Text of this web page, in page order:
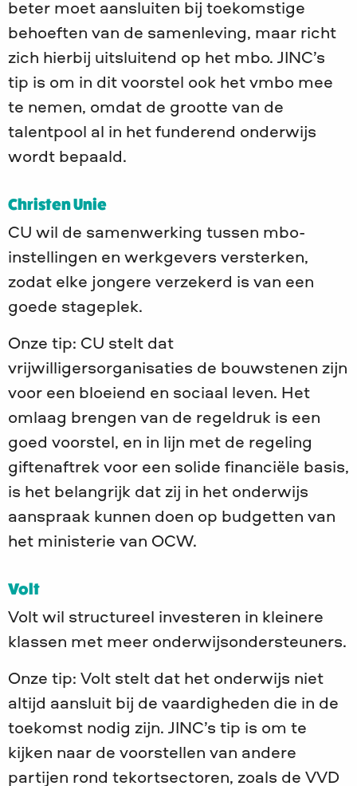
beter moet aansluiten bij toekomstige
behoeften van de samenleving, maar richt
zich hierbij uitsluitend op het mbo. JINC’s
tip is om in dit voorstel ook het vmbo mee
te nemen, omdat de grootte van de
talentpool al in het funderend onderwijs
wordt bepaald.
Christen Unie
CU wil de samenwerking tussen mbo-
instellingen en werkgevers versterken,
zodat elke jongere verzekerd is van een
goede stageplek.
Onze tip: CU stelt dat
vrijwilligersorganisaties de bouwstenen zijn
voor een bloeiend en sociaal leven. Het
omlaag brengen van de regeldruk is een
goed voorstel, en in lijn met de regeling
giftenaftrek voor een solide financiële basis,
is het belangrijk dat zij in het onderwijs
aanspraak kunnen doen op budgetten van
het ministerie van OCW.
Volt
Volt wil structureel investeren in kleinere
klassen met meer onderwijsondersteuners.
Onze tip: Volt stelt dat het onderwijs niet
altijd aansluit bij de vaardigheden die in de
toekomst nodig zijn. JINC’s tip is om te
kijken naar de voorstellen van andere
partijen rond tekortsectoren, zoals de VVD